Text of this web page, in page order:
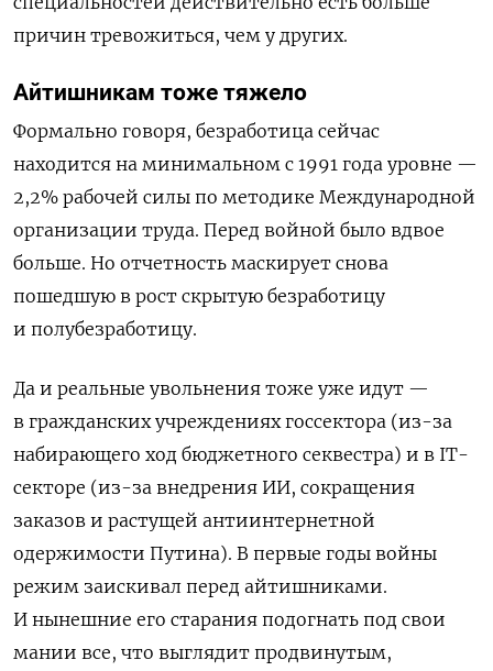
причин тревожиться, чем у других.
Айтишникам тоже тяжело
Формально говоря, безработица сейчас
находится на минимальном с 1991 года уровне —
2,2% рабочей силы по методике Международной
организации труда. Перед войной было вдвое
больше. Но отчетность маскирует снова
пошедшую в рост скрытую безработицу
и полубезработицу.
Да и реальные увольнения тоже уже идут —
в гражданских учреждениях госсектора (из-за
набирающего ход бюджетного секвестра) и в IT-
секторе (из-за внедрения ИИ, сокращения
заказов и растущей антиинтернетной
одержимости Путина). В первые годы войны
режим заискивал перед айтишниками.
И нынешние его старания подогнать под свои
мании все, что выглядит продвинутым,